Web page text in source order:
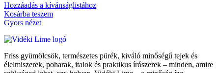
Hozzáadás a kívánságlistához
Kosárba teszem
Gyors nézet
Friss gyümölcsök, természetes pürék, kiváló minőségű tejek és
élelmiszerek, poharak, italok és praktikus írószerek – minden, amire